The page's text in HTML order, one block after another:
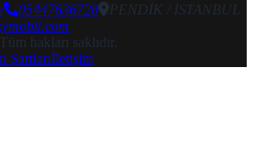
05447636728
PENDİK / İSTANBUL
hakları saklıdır.
Şartlarıİletişim